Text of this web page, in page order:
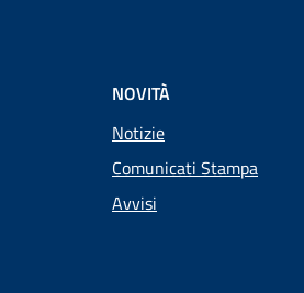
NOVITÀ
Notizie
Comunicati Stampa
Avvisi